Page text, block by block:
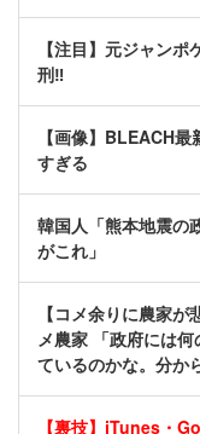
【注目】元ジャン
刑‼
【画像】BLEACH
すぎる
韓国人「熊本地震の
がこれ」
【コメ余りに農家
メ農家 「政府には
ているのかな。分か
【裏技】iTunes・